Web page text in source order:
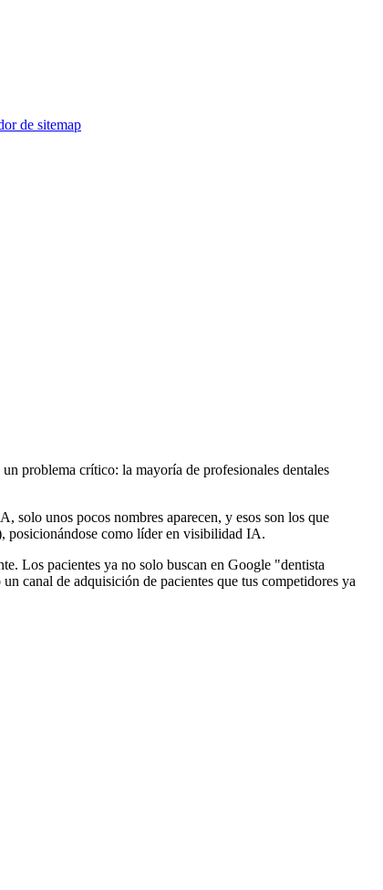
de sitemap
problema crítico: la mayoría de profesionales dentales
solo unos pocos nombres aparecen, y esos son los que
posicionándose como líder en visibilidad IA.
Los pacientes ya no solo buscan en Google "dentista
canal de adquisición de pacientes que tus competidores ya